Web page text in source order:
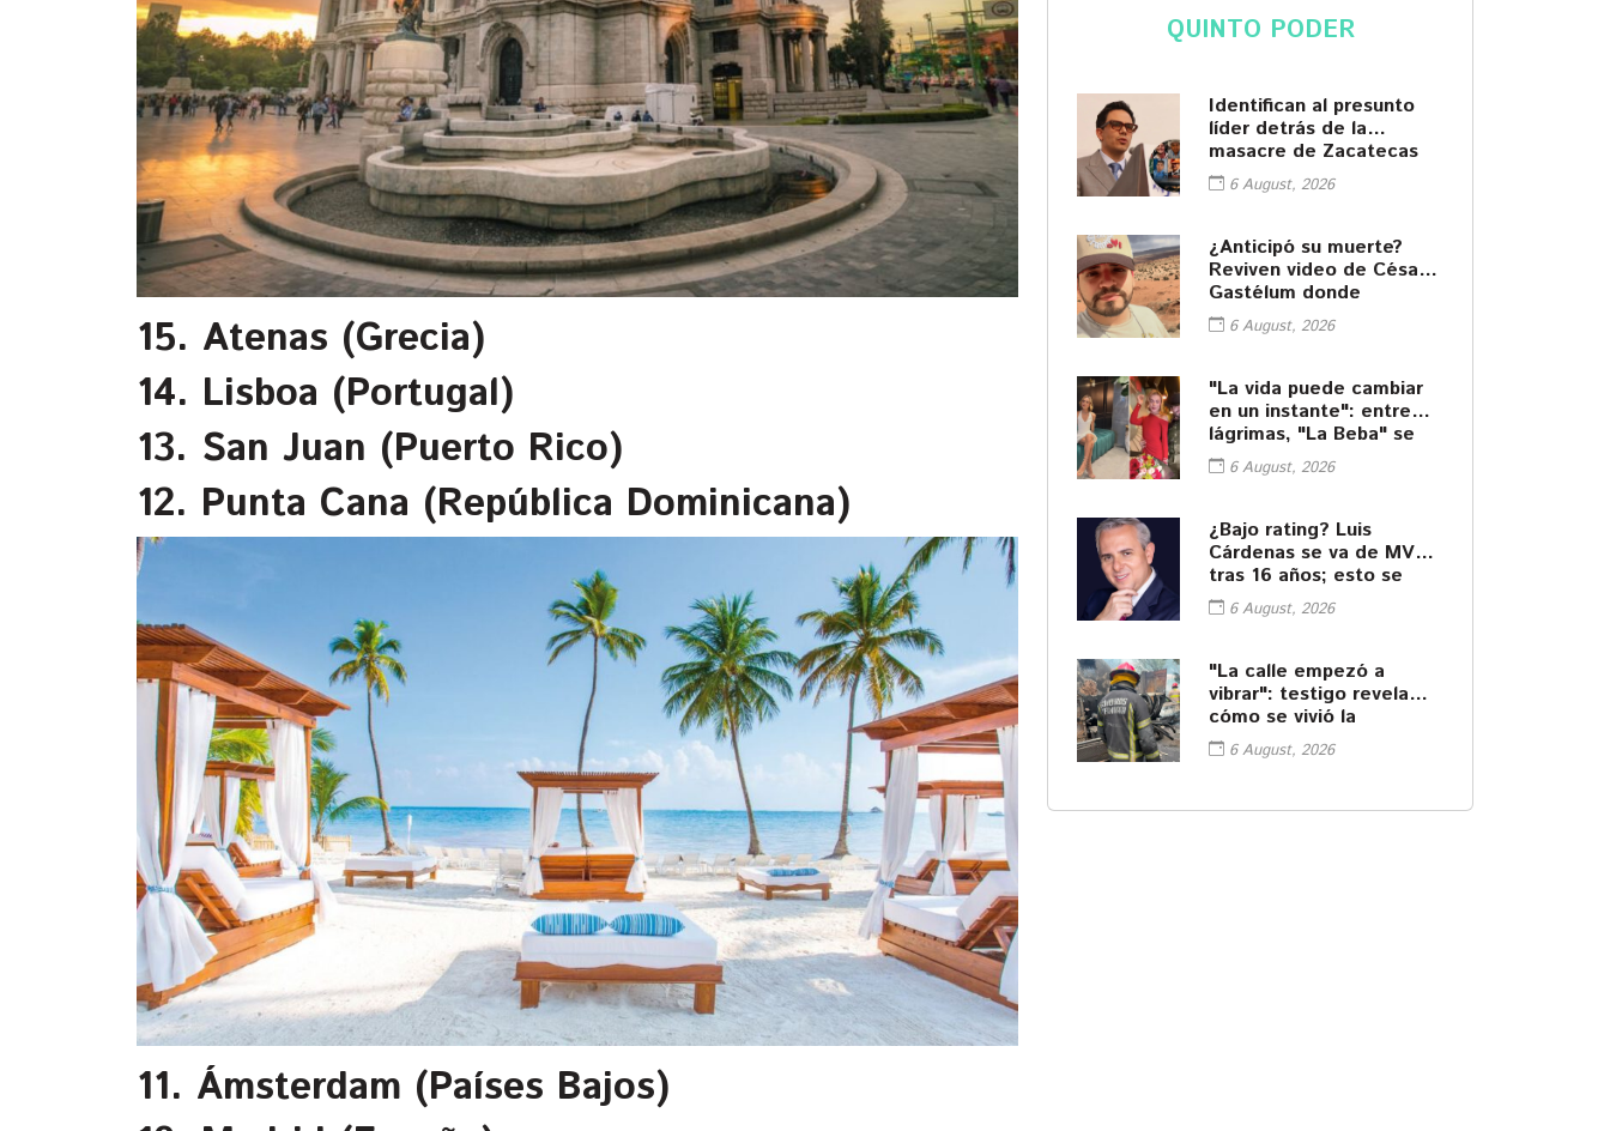
15. Atenas (Grecia)
14. Lisboa (Portugal)
13. San Juan (Puerto Rico)
12. Punta Cana (República Dominicana)
11. Ámsterdam (Países Bajos)
QUINTO PODER
Identifican al presunto
líder detrás de la
masacre de Zacatecas
6 August, 2026
¿Anticipó su muerte?
Reviven video de César
Gastélum donde
interpreta a hombre que
muere asesinado
6 August, 2026
"La vida puede cambiar
en un instante": entre
lágrimas, "La Beba" se
despide de César
Gastélum
6 August, 2026
¿Bajo rating? Luis
Cárdenas se va de MVS
tras 16 años; esto se
sabe6 August, 2026
"La calle empezó a
vibrar": testigo revela
cómo se vivió la
explosión de pipa en
Cuernavaca
6 August, 2026